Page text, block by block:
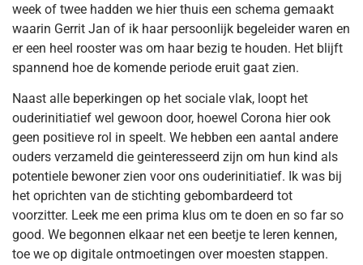
week of twee hadden we hier thuis een schema gemaakt
waarin Gerrit Jan of ik haar persoonlijk begeleider waren en
er een heel rooster was om haar bezig te houden. Het blijft
spannend hoe de komende periode eruit gaat zien.
Naast alle beperkingen op het sociale vlak, loopt het
ouderinitiatief wel gewoon door, hoewel Corona hier ook
geen positieve rol in speelt. We hebben een aantal andere
ouders verzameld die geinteresseerd zijn om hun kind als
potentiele bewoner zien voor ons ouderinitiatief. Ik was bij
het oprichten van de stichting gebombardeerd tot
voorzitter. Leek me een prima klus om te doen en so far so
good. We begonnen elkaar net een beetje te leren kennen,
toe we op digitale ontmoetingen over moesten stappen.